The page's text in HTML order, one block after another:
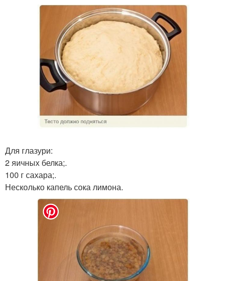
Для глазури:
2 яичных белка;.
100 г сахара;.
Несколько капель сока лимона.